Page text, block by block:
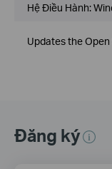
Hệ Điều Hành:
Updates the
Đăng ký